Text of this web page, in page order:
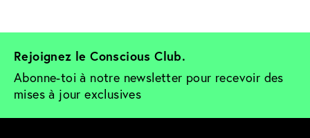
Rejoignez le Conscious Club.
Abonne-toi à notre newsletter pour recevoir des
mises à jour exclusives